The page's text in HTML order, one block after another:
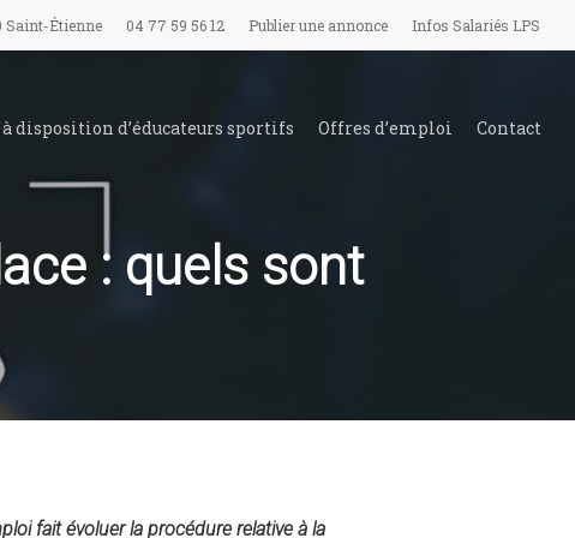
Saint-Étienne 04 77 59 56 12 Publier une annonce Infos Salariés LPS
disposition d’éducateurs sportifs Offres d’emploi Contact
: quels sont
fait évoluer la procédure relative à la